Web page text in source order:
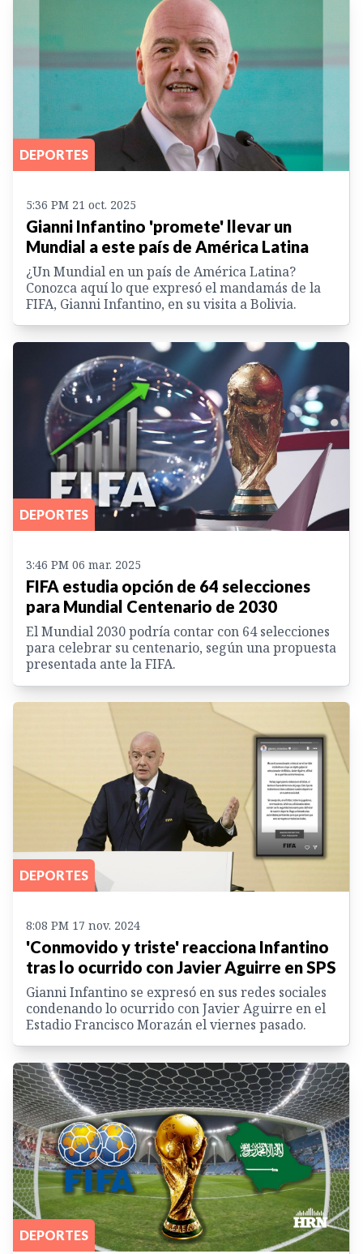
DEPORTES
5:36 PM 21 oct. 2025
Gianni Infantino 'promete' llevar un
Mundial a este país de América Latina
¿Un Mundial en un país de América Latina?
Conozca aquí lo que expresó el mandamás de la
FIFA, Gianni Infantino, en su visita a Bolivia.
DEPORTES
3:46 PM 06 mar. 2025
FIFA estudia opción de 64 selecciones
para Mundial Centenario de 2030
El Mundial 2030 podría contar con 64 selecciones
para celebrar su centenario, según una propuesta
presentada ante la FIFA.
DEPORTES
8:08 PM 17 nov. 2024
'Conmovido y triste' reacciona Infantino
tras lo ocurrido con Javier Aguirre en SPS
Gianni Infantino se expresó en sus redes sociales
condenando lo ocurrido con Javier Aguirre en el
Estadio Francisco Morazán el viernes pasado.
DEPORTES